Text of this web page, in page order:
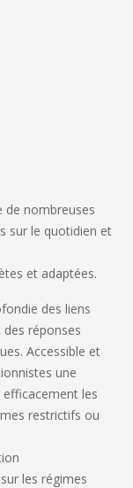
de nombreuses
sur le quotidien et
et adaptées.
des liens
réponses
Accessible et
une
les
restrictifs ou
les régimes